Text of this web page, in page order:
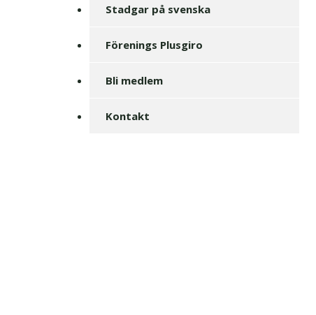
Stadgar på svenska
Förenings Plusgiro
Bli medlem
Kontakt